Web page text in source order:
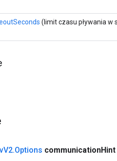
(limit czasu pływania w
V2.Options communicationHint